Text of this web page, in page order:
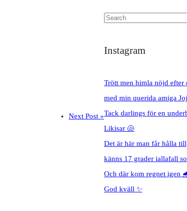
Next Post »
Instagram
Trött men himla nöjd efter
med min querida amiga
Tack darlings för en
Likisar 🐚
Det är här man får hålla
känns 17 grader iallafall
Och där kom regnet igen
God kväll ✨